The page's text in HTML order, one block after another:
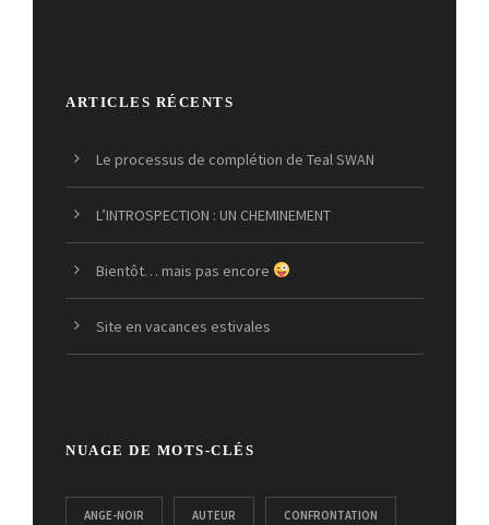
ARTICLES RÉCENTS
Le processus de complétion de Teal SWAN
L’INTROSPECTION : UN CHEMINEMENT
Bientôt… mais pas encore
Site en vacances estivales
NUAGE DE MOTS-CLÉS
ANGE-NOIR AUTEUR CONFRONTATION